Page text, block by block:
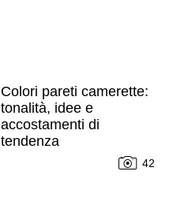
Colori pareti camerette:
tonalità, idee e
accostamenti di
tendenza
42